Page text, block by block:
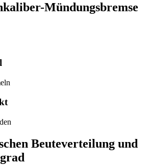
Mündungsbremse
Beuteverteilung und